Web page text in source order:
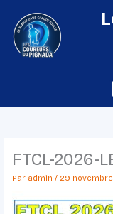
contenu
FTCL-2026-
Par admin / 29